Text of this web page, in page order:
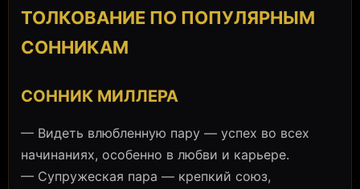
ТОЛКОВАНИЕ ПО ПОПУЛЯРНЫМ
СОННИКАМ
СОННИК МИЛЛЕРА
— Видеть влюбленную пару — успех во всех
начинаниях, особенно в любви и карьере.
— Супружеская пара — крепкий союз,